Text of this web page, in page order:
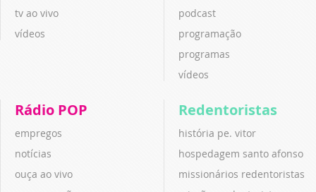
tv ao vivo
vídeos
podcast
programação
programas
vídeos
Rádio POP
empregos
notícias
ouça ao vivo
Redentoristas
história pe. vitor
hospedagem santo afonso
missionários redentoristas